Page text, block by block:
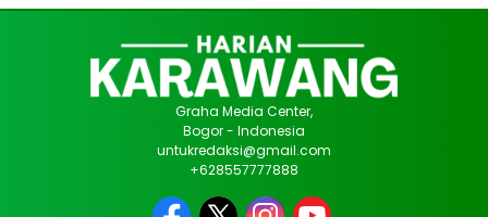
Graha Media Center,
Bogor - Indonesia
untukredaksi@gmail.com
+628557777888